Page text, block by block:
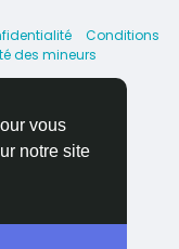
vous
notre site
Conditions
des mineurs